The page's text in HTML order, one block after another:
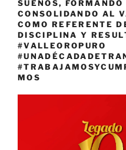
SUEÑOS,
CONSOLIDANDO AL
COMO REFERENTE
DISCIPLINA Y
#VALLEOROPURO
MOS